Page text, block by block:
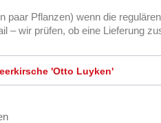
paar Pflanzen) wenn die
– wir prüfen, ob eine Lieferung
'Otto Luyken'